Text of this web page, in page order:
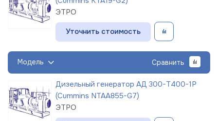
ЭТРО
Уточнить стоимость
Модель Сравнить
Дизельный генератор АД 300-Т400-1Р
(Cummins NTAA855-G7)
ЭТРО